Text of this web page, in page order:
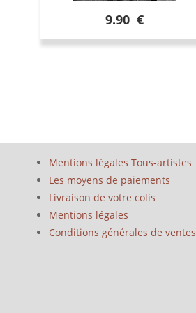
9.90 €
Mentions légales Tous-artistes
Les moyens de paiements
Livraison de votre colis
Mentions légales
Conditions générales de ventes